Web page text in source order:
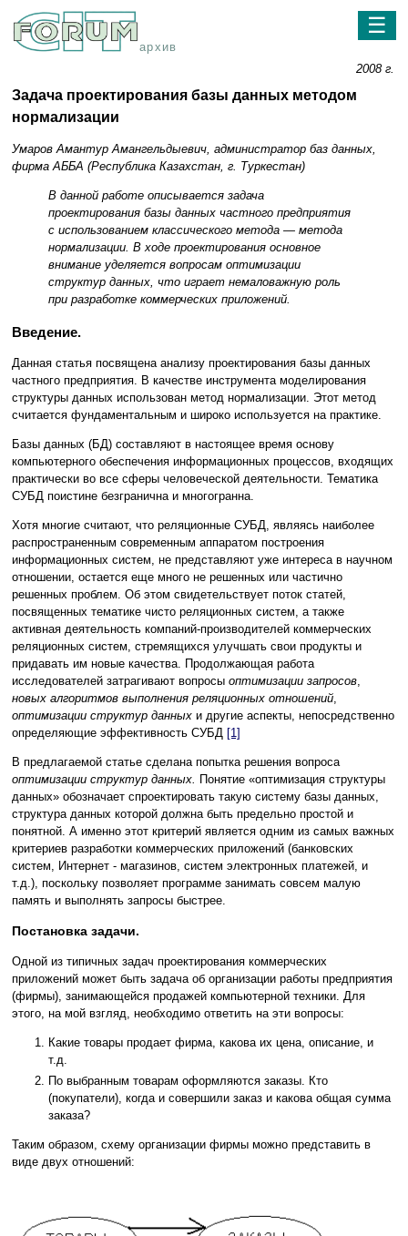
архив
☰
2008 г.
Задача проектирования базы данных методом
нормализации
Умаров Амантур Амангельдыевич, администратор баз данных,
фирма АББА (Республика Казахстан, г. Туркестан)
В данной работе описывается задача
проектирования базы данных частного предприятия
с использованием классического метода — метода
нормализации. В ходе проектирования основное
внимание уделяется вопросам оптимизации
структур данных, что играет немаловажную роль
при разработке коммерческих приложений.
Введение.
Данная статья посвящена анализу проектирования базы данных
частного предприятия. В качестве инструмента моделирования
структуры данных использован метод нормализации. Этот метод
считается фундаментальным и широко используется на практике.
Базы данных (БД) составляют в настоящее время основу
компьютерного обеспечения информационных процессов, входящих
практически во все сферы человеческой деятельности. Тематика
СУБД поистине безгранична и многогранна.
Хотя многие считают, что реляционные СУБД, являясь наиболее
распространенным современным аппаратом построения
информационных систем, не представляют уже интереса в научном
отношении, остается еще много не решенных или частично
решенных проблем. Об этом свидетельствует поток статей,
посвященных тематике чисто реляционных систем, а также
активная деятельность компаний-производителей коммерческих
реляционных систем, стремящихся улучшать свои продукты и
придавать им новые качества. Продолжающая работа
исследователей затрагивают вопросы оптимизации запросов,
новых алгоритмов выполнения реляционных отношений,
оптимизации структур данных и другие аспекты, непосредственно
определяющие эффективность СУБД [1]
В предлагаемой статье сделана попытка решения вопроса
оптимизации структур данных. Понятие «оптимизация структуры
данных» обозначает спроектировать такую систему базы данных,
структура данных которой должна быть предельно простой и
понятной. А именно этот критерий является одним из самых важных
критериев разработки коммерческих приложений (банковских
систем, Интернет - магазинов, систем электронных платежей, и
т.д.), поскольку позволяет программе занимать совсем малую
память и выполнять запросы быстрее.
Постановка задачи.
Одной из типичных задач проектирования коммерческих
приложений может быть задача об организации работы предприятия
(фирмы), занимающейся продажей компьютерной техники. Для
этого, на мой взгляд, необходимо ответить на эти вопросы:
Какие товары продает фирма, какова их цена, описание, и
т.д.
По выбранным товарам оформляются заказы. Кто
(покупатели), когда и совершили заказ и какова общая сумма
заказа?
Таким образом, схему организации фирмы можно представить в
виде двух отношений: